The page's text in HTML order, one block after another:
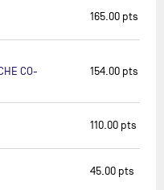
165.00 pts
CO-
154.00 pts
110.00 pts
45.00 pts